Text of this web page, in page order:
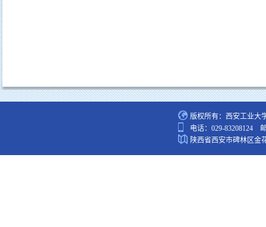
版权所有：西安工业大
电话：029-83208124
陕西省西安市碑林区金